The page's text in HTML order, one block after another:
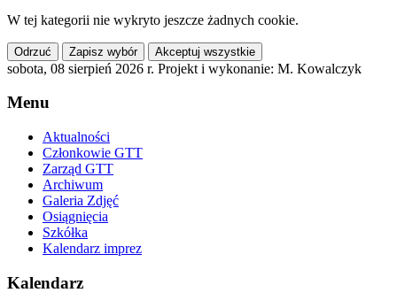
W tej kategorii nie wykryto jeszcze żadnych cookie.
Odrzuć Zapisz wybór Akceptuj wszystkie
sobota, 08 sierpień 2026 r. Projekt i wykonanie: M. Kowalczyk
Menu
Aktualności
Członkowie GTT
Zarząd GTT
Archiwum
Galeria Zdjęć
Osiągnięcia
Szkółka
Kalendarz imprez
Kalendarz